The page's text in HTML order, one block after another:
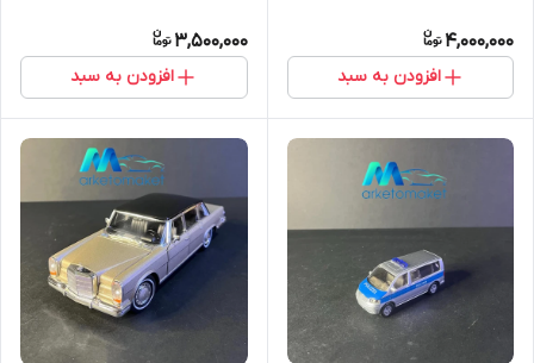
4,000,000
افزودن به سبد
3,500,000
افزودن به سبد